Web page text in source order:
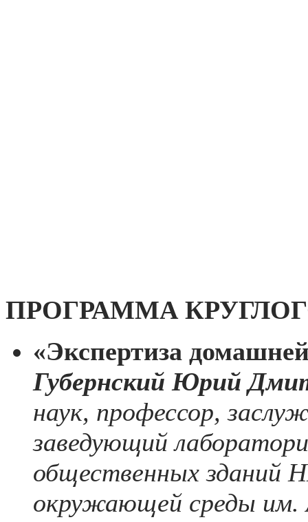
ПРОГРАММА
«Экспертиза
Губернский Юрий
наук, профессор,
заведующий
общественных зданий
окружающей среды